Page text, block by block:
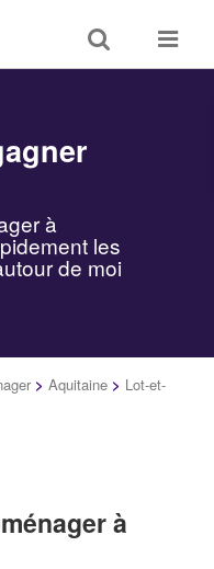
Toggle
search
Toggle
à
les
de moi
> Aquitaine > Lot-et-
à